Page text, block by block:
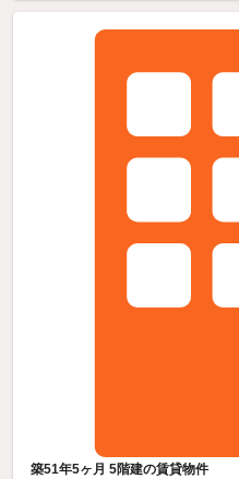
築51年5ヶ月 5階建の賃貸物件